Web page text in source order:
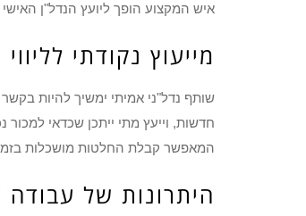
איש המקצוע הופך ליועץ הנדל"ן
מייעוץ נקודתי
שותף נדל"ני אמיתי ימשיך להיות
חדשות, וייעץ מתי ייתכן שכדאי
המאפשר קבלת החלטות מושכלות
היתרונות של